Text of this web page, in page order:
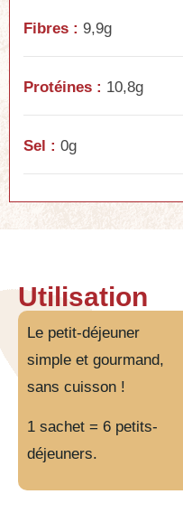
Fibres : 9,9g
Protéines : 10,8g
Sel : 0g
Utilisation
Le petit-déjeuner
simple et gourmand,
sans cuisson !
1 sachet = 6 petits-
déjeuners.